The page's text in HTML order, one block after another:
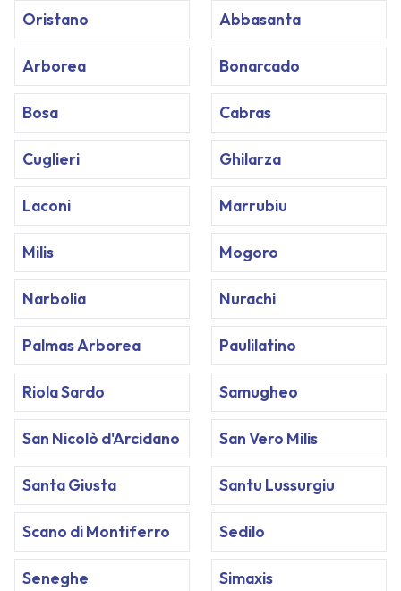
Oristano Abbasanta
Arborea Bonarcado
Bosa Cabras
Cuglieri Ghilarza
Laconi Marrubiu
Milis Mogoro
Narbolia Nurachi
Palmas Arborea Paulilatino
Riola Sardo Samugheo
San Nicolò d'Arcidano San Vero Milis
Santa Giusta Santu Lussurgiu
Scano di Montiferro Sedilo
Seneghe Simaxis